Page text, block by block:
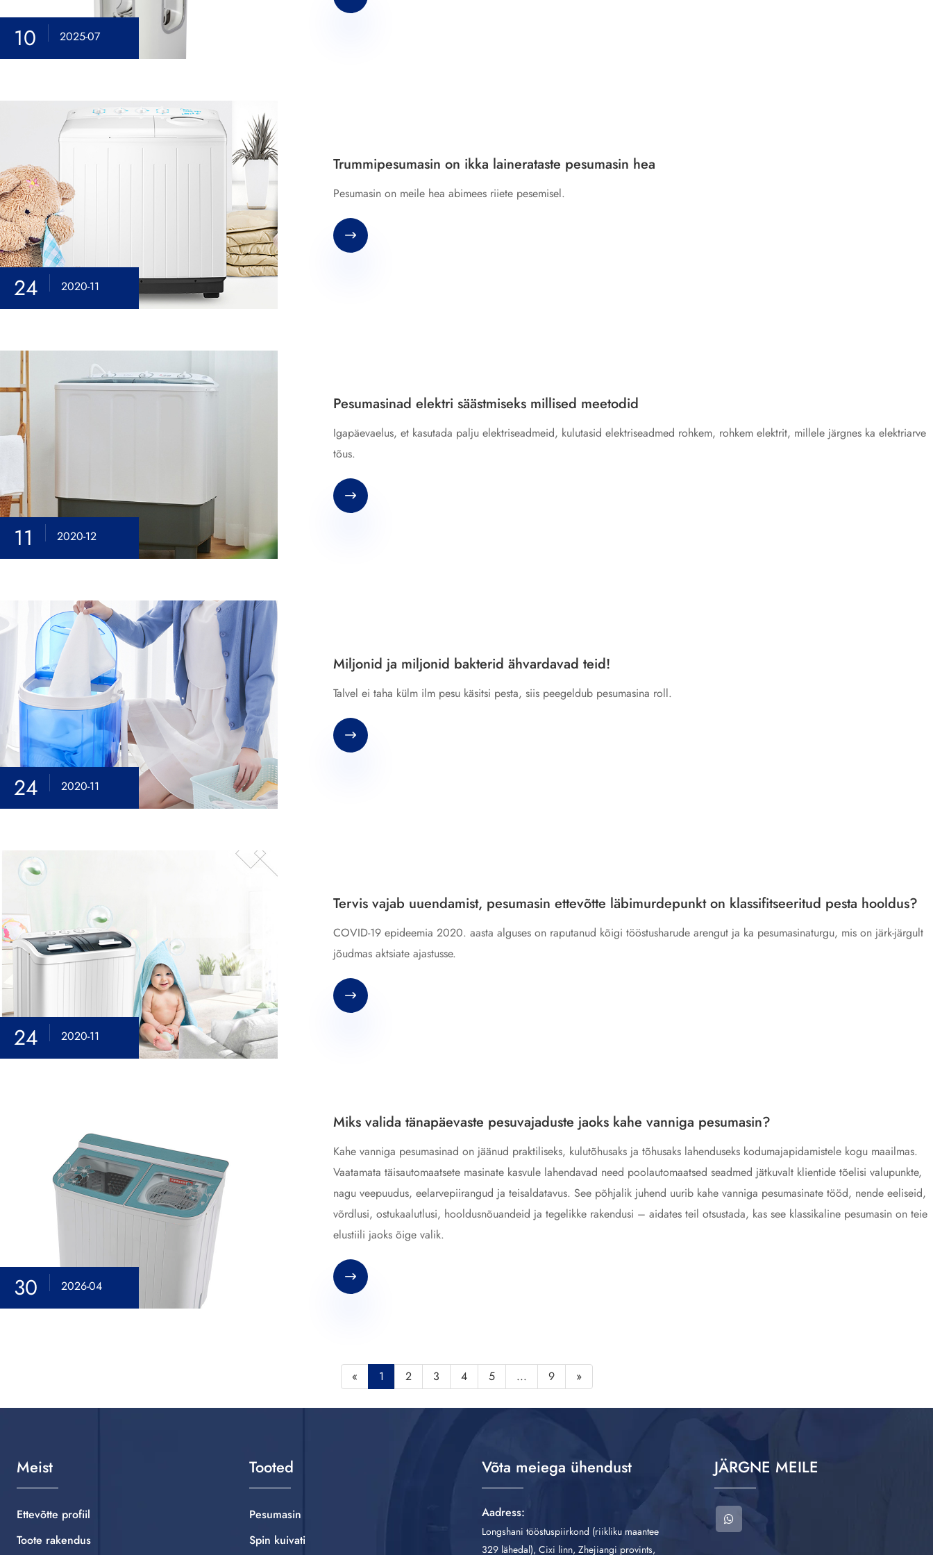
10 2025-07
24 2020-11
Trummipesumasin on ikka lainerataste pesumasin hea
Pesumasin on meile hea abimees riiete pesemisel.

11 2020-12
Pesumasinad elektri säästmiseks millised meetodid
Igapäevaelus, et kasutada palju elektriseadmeid, kulutasid elektriseadmed rohkem, rohkem elektrit, millele järgnes ka elektriarve
tõus.

24 2020-11
Miljonid ja miljonid bakterid ähvardavad teid!
Talvel ei taha külm ilm pesu käsitsi pesta, siis peegeldub pesumasina roll.

24 2020-11
Tervis vajab uuendamist, pesumasin ettevõtte läbimurdepunkt on klassifitseeritud pesta hooldus?
COVID-19 epideemia 2020. aasta alguses on raputanud kõigi tööstusharude arengut ja ka pesumasinaturgu, mis on järk-järgult
jõudmas aktsiate ajastusse.

30 2026-04
Miks valida tänapäevaste pesuvajaduste jaoks kahe vanniga pesumasin?
Kahe vanniga pesumasinad on jäänud praktiliseks, kulutõhusaks ja tõhusaks lahenduseks kodumajapidamistele kogu maailmas.
Vaatamata täisautomaatsete masinate kasvule lahendavad need poolautomaatsed seadmed jätkuvalt klientide tõelisi valupunkte,
nagu veepuudus, eelarvepiirangud ja teisaldatavus. See põhjalik juhend uurib kahe vanniga pesumasinate tööd, nende eeliseid,
võrdlusi, ostukaalutlusi, hooldusnõuandeid ja tegelikke rakendusi – aidates teil otsustada, kas see klassikaline pesumasin on teie
elustiili jaoks õige valik.

« 1 2 3 4 5 ... 9 »
Meist
Ettevõtte profiil
Toote rakendus
Tooted
Pesumasin
Spin kuivati
Võta meiega ühendust
Aadress:
Longshani tööstuspiirkond (riikliku maantee
329 lähedal), Cixi linn, Zhejiangi provints,
JÄRGNE MEILE